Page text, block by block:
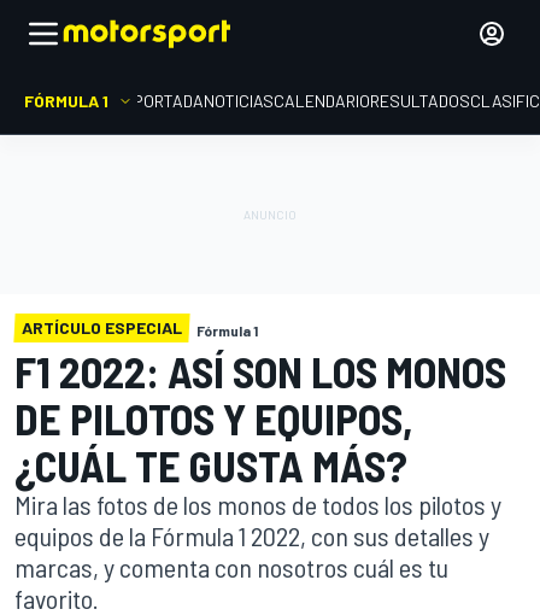
FÓRMULA 1 PORTADANOTICIASCALENDARIORESULTADOS
ARTÍCULO ESPECIAL Fórmula 1
F1 2022: ASÍ SON LOS MONOS
DE PILOTOS Y EQUIPOS,
¿CUÁL TE GUSTA MÁS?
Mira las fotos de los monos de todos los pilotos y
equipos de la Fórmula 1 2022, con sus detalles y
marcas, y comenta con nosotros cuál es tu
favorito.